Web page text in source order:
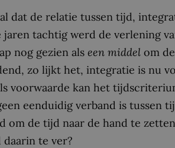
dat de relatie tussen tijd,
tachtig werd de verlening
nog gezien als een middel om
zo lijkt het, integratie is nu
voorwaarde kan het
eenduidig verband is tussen
om de tijd naar de hand te
daarin te ver?